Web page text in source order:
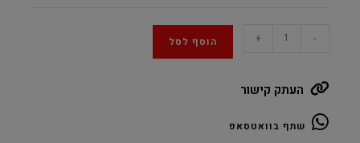
EVOLV
SOUND
MINI
-
+ הוסף לסל
העתק קישור
שתף בוואטסאפ